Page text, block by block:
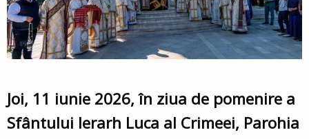
Joi, 11 iunie 2026, în ziua de pomenire a
Sfântului Ierarh Luca al Crimeei, Parohia